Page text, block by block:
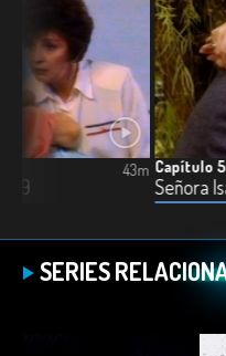
49
43m Capítulo
Señora
SERIES